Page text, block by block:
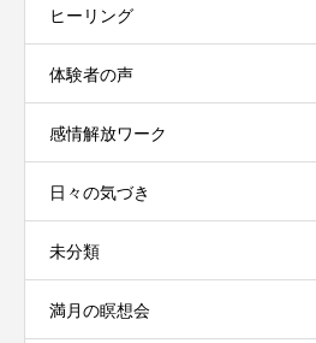
ヒーリング
体験者の声
感情解放ワーク
日々の気づき
未分類
満月の瞑想会